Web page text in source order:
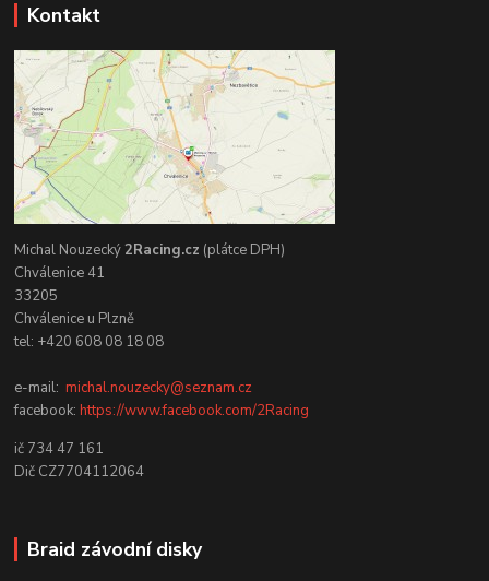
Kontakt
Michal Nouzecký2Racing.cz (plátce DPH)
Chválenice 41
33205
Chválenice u Plzně
tel: +420 608 08 18 08
e-mail:michal.nouzecky@seznam.cz
facebook:https://www.facebook.com/2Racing
ič 734 47 161
Dič CZ7704112064
Braid závodní disky